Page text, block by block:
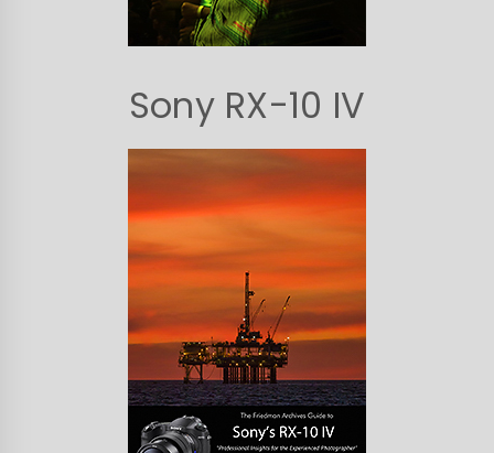
Sony RX-10 IV